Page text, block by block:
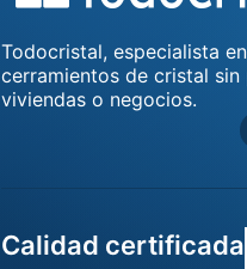
Todocristal, especialista
cerramientos de cristal
viviendas o negocios.
Calidad certificada